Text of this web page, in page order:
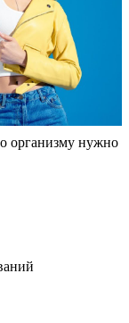
организму нужно